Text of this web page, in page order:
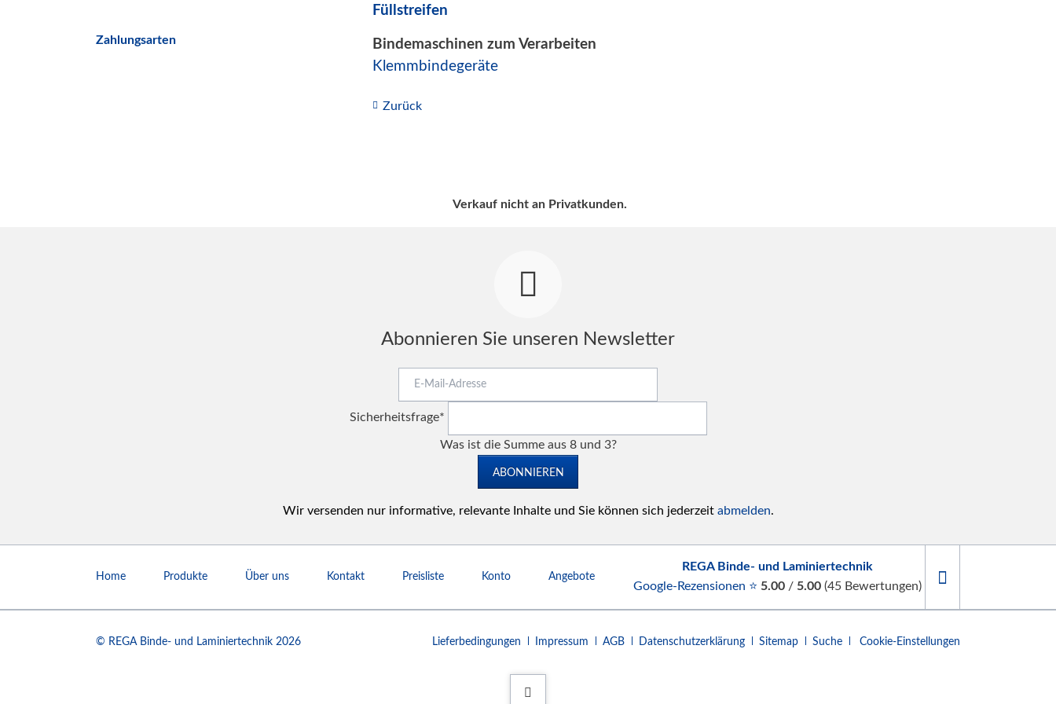
Füllstreifen
Bindemaschinen zum Verarbeiten
Klemmbindegeräte
Zurück
Zahlungsarten
Verkauf nicht an Privatkunden.
Abonnieren Sie unseren Newsletter
Adresse
Pflichtfeld
Sicherheitsfrage*
Was ist die Summe aus 8 und 3?
ABONNIEREN
Wir versenden nur informative, relevante Inhalte und Sie können sich jederzeit abmelden.
Home Produkte Über uns Kontakt Preisliste Konto Angebote
REGA Binde- und Laminiertechnik
Google-Rezensionen ⭐ 5.00/ 5.00(45Bewertungen)
© REGA Binde- und Laminiertechnik 2026
Navigation
Lieferbedingungen Impressum AGB Datenschutzerklärung Sitemap Suche Cookie-Einstellungen